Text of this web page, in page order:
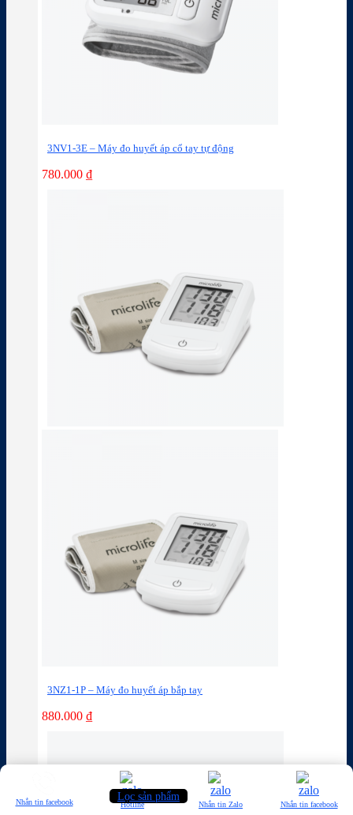
3NV1-3E – Máy đo huyết áp cổ tay tự động
780.000 ₫
3NZ1-1P – Máy đo huyết áp bắp tay
880.000 ₫
Lọc sản phẩm
Nhắn tin facebook Hotline Nhắn tin Zalo Nhắn tin facebook